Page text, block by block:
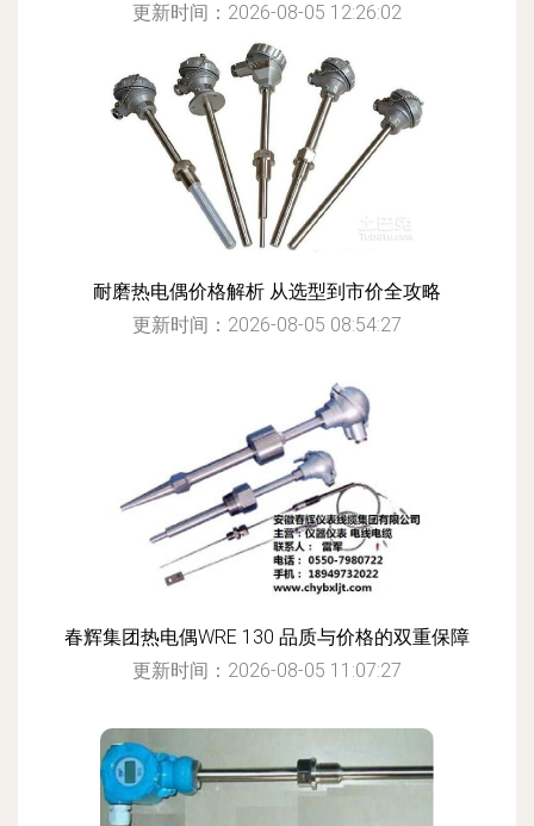
更新时间：2026-08-05 12:26:02
耐磨热电偶价格解析 从选型到市价全攻略
更新时间：2026-08-05 08:54:27
春辉集团热电偶WRE 130 品质与价格的双重保障
更新时间：2026-08-05 11:07:27